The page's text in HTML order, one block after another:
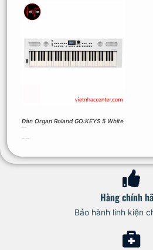
Đàn Organ Roland GO:KEYS 5 White
Hàng chính
Bảo hành linh kiện